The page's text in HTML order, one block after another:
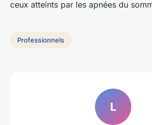
ceux atteints par les apnées du
Professionnels
L